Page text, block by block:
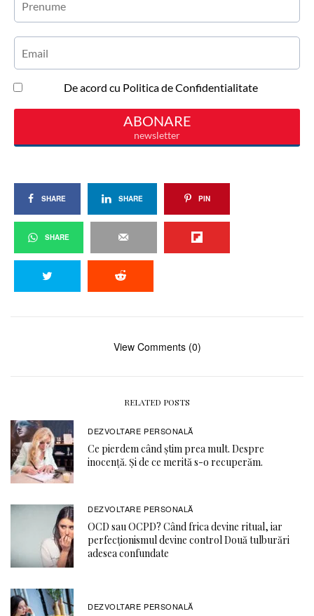
SHARE SHARE PIN
SHARE
View Comments (0)
RELATED POSTS
DEZVOLTARE PERSONALĂ
Ce pierdem când știm prea mult. Despre
inocență. Și de ce merită s-o recuperăm.
DEZVOLTARE PERSONALĂ
OCD sau OCPD? Când frica devine ritual, iar
perfecționismul devine control Două tulburări
adesea confundate
DEZVOLTARE PERSONALĂ